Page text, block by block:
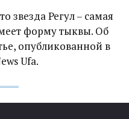
звезда Регул – самая
форму тыквы. Об
опубликованной в
Ufa.